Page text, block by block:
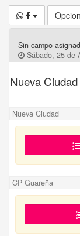
Sin campo
Sábado, 25 de
Nueva Ciudad
Nueva Ciudad
CP Guareña